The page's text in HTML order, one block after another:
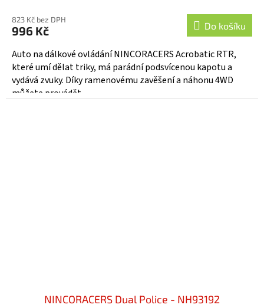
produktu
je
5,0
z
5
hvězdiček.
823 Kč bez DPH
996 Kč Do košíku
Auto na dálkové ovládání NINCORACERS Acrobatic RTR,
které umí dělat triky, má parádní podsvícenou kapotu a
vydává zvuky. Díky ramenovému zavěšení a náhonu 4WD
můžete provádět...
NINCORACERS Dual Police - NH93192